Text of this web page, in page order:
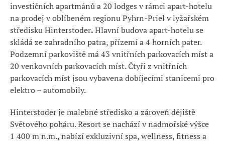
investičních apartmánů a 20 lodges v rámci apart-hotelu
na prodej v oblíbeném regionu Pyhrn-Priel v lyžařském
středisku Hinterstoder.Hlavní budova apart-hotelu se
skládá ze zahradního patra, přízemí a 4 horních pater.
Podzemní parkoviště má 43 vnitřních parkovacích míst a
20 venkovních parkovacích míst. Čtyři z vnitřních
parkovacích míst jsou vybavena dobíjecími stanicemi pro
elektro – automobily.
Hinterstoder je malebné středisko a zároveň dějiště
Světového poháru. Resort se nachází v nadmořské výšce
1 400 m n.m., nabízí exkluzivní spa, wellness, fitness a